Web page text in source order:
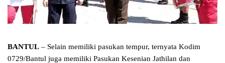
BANTUL – Selain memiliki pasukan tempur, ternyata Kodim
0729/Bantul juga memiliki Pasukan Kesenian Jathilan dan